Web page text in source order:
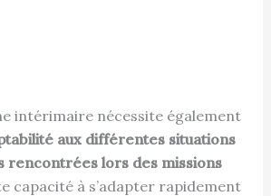
intérimaire nécessite également
aux différentes situations
rencontrées lors des missions
capacité à s’adapter rapidement